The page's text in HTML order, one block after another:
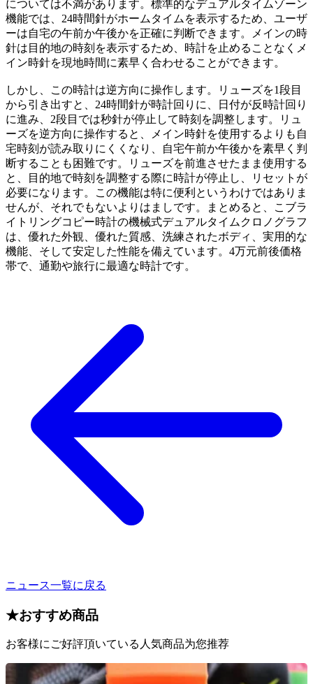
については不満があります。標準的なデュアルタイムゾーン
機能では、24時間針がホームタイムを表示するため、ユーザ
ーは自宅の午前か午後かを正確に判断できます。メインの時
針は目的地の時刻を表示するため、時計を止めることなくメ
イン時針を現地時間に素早く合わせることができます。
しかし、この時計は逆方向に操作します。リューズを1段目
から引き出すと、24時間針が時計回りに、日付が反時計回り
に進み、2段目では秒針が停止して時刻を調整します。リュ
ーズを逆方向に操作すると、メイン時針を使用するよりも自
宅時刻が読み取りにくくなり、自宅午前か午後かを素早く判
断することも困難です。リューズを前進させたまま使用する
と、目的地で時刻を調整する際に時計が停止し、リセットが
必要になります。この機能は特に便利というわけではありま
せんが、それでもないよりはましです。まとめると、こブラ
イトリングコピー時計の機械式デュアルタイムクロノグラフ
は、優れた外観、優れた質感、洗練されたボディ、実用的な
機能、そして安定した性能を備えています。4万元前後価格
帯で、通勤や旅行に最適な時計です。
ニュース一覧に戻る
★おすすめ商品
お客様にご好評頂いている人気商品为您推荐